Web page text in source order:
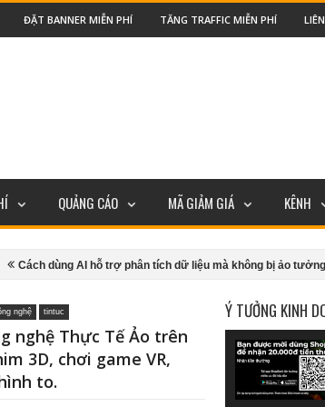
ĐẶT BANNER MIỄN PHÍ TĂNG TRAFFIC MIỄN PHÍ
QUẢNG CÁO MÃ GIẢM GIÁ KÊNH
trợ phân tích dữ liệu mà không bị ảo tưởng ? Bạn có
nghệ tintuc
nghệ Thực Tế Ảo trên
3D, chơi game VR,
to.
Ý TƯỞNG KINH